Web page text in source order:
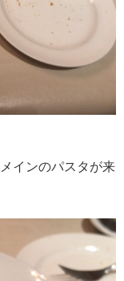
インのパスタが来